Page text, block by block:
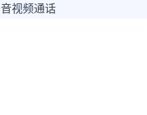
音视频通话